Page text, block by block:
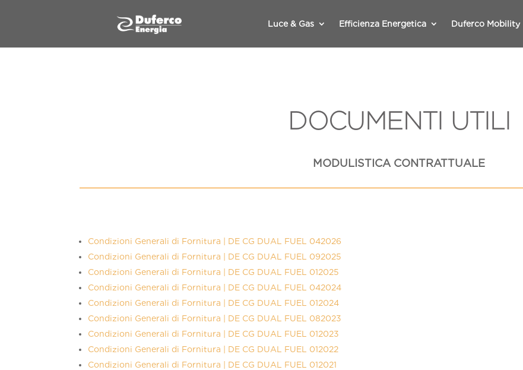
Luce & Gas Efficienza Energetica Duferco Mobility
DOCUMENTI UTILI
MODULISTICA CONTRATTUALE
Condizioni Generali di Fornitura | DE CG DUAL FUEL 042026
Condizioni Generali di Fornitura | DE CG DUAL FUEL 092025
Condizioni Generali di Fornitura | DE CG DUAL FUEL 012025
Condizioni Generali di Fornitura | DE CG DUAL FUEL 042024
Condizioni Generali di Fornitura | DE CG DUAL FUEL 012024
Condizioni Generali di Fornitura | DE CG DUAL FUEL 082023
Condizioni Generali di Fornitura | DE CG DUAL FUEL 012023
Condizioni Generali di Fornitura | DE CG DUAL FUEL 012022
Condizioni Generali di Fornitura | DE CG DUAL FUEL 012021